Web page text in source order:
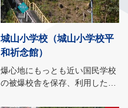
城山小学校（城山小学校平
和祈念館）
爆心地にもっとも近い国民学校
の被爆校舎を保存、利用した平